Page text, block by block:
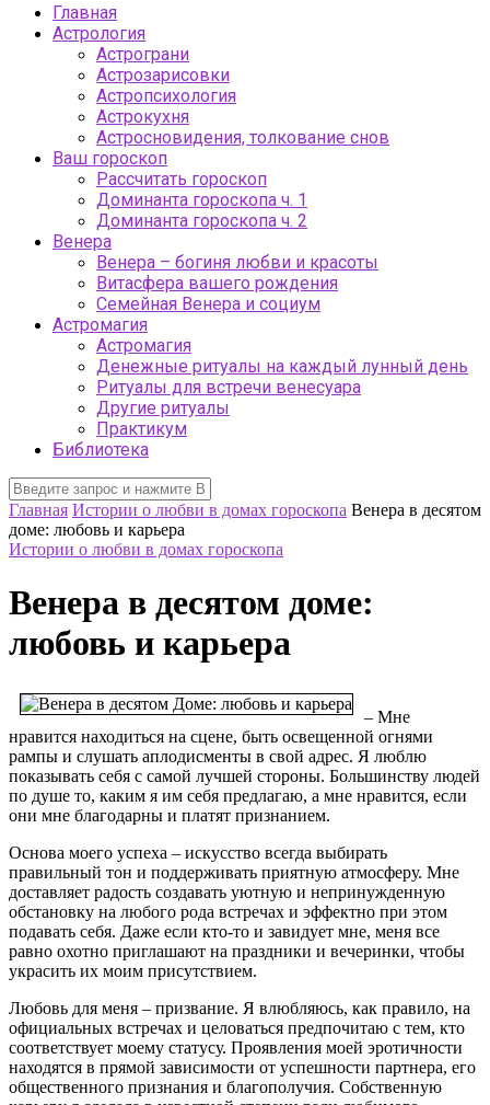
Главная
Астрология
Астрограни
Астрозарисовки
Астропсихология
Астрокухня
Астросновидения, толкование снов
Ваш гороскоп
Рассчитать гороскоп
Доминанта гороскопа ч. 1
Доминанта гороскопа ч. 2
Венера
Венера – богиня любви и красоты
Витасфера вашего рождения
Семейная Венера и социум
Астромагия
Астромагия
Денежные ритуалы на каждый лунный день
Ритуалы для встречи венесуара
Другие ритуалы
Практикум
Библиотека
Главная Истории о любви в домах гороскопа Венера в десятом
доме: любовь и карьера
Истории о любви в домах гороскопа
Венера в десятом доме:
любовь и карьера
– Мне
нравится находиться на сцене, быть освещенной огнями
рампы и слушать аплодисменты в свой адрес. Я люблю
показывать себя с самой лучшей стороны. Большинству людей
по душе то, каким я им себя предлагаю, а мне нравится, если
они мне благодарны и платят признанием.
Основа моего успеха – искусство всегда выбирать
правильный тон и поддерживать приятную атмосферу. Мне
доставляет радость создавать уютную и непринужденную
обстановку на любого рода встречах и эффектно при этом
подавать себя. Даже если кто-то и завидует мне, меня все
равно охотно приглашают на праздники и вечеринки, чтобы
украсить их моим присутствием.
Любовь для меня – призвание. Я влюбляюсь, как правило, на
официальных встречах и целоваться предпочитаю с тем, кто
соответствует моему статусу. Проявления моей эротичности
находятся в прямой зависимости от успешности партнера, его
общественного признания и благополучия. Собственную